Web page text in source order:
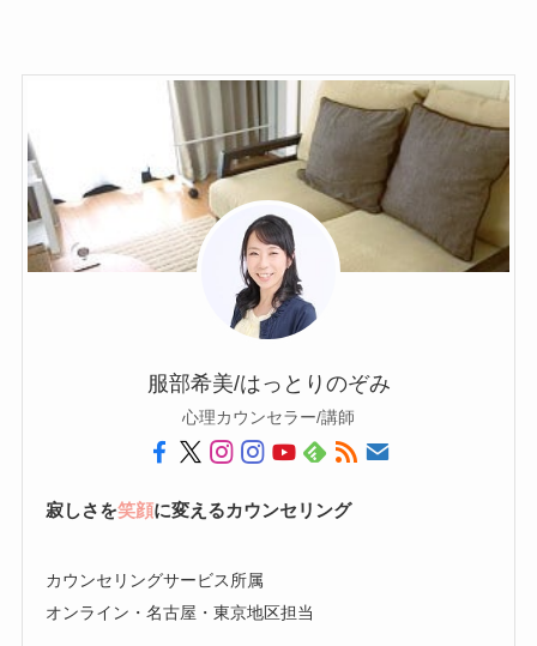
服部希美/はっとりのぞみ
心理カウンセラー/講師
寂しさを笑顔に変えるカウンセリング
カウンセリングサービス所属
オンライン・名古屋・東京地区担当